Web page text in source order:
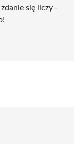
się liczy -